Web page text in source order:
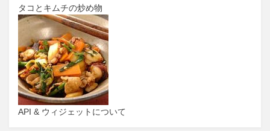
タコとキムチの炒め物
API & ウィジェットについて